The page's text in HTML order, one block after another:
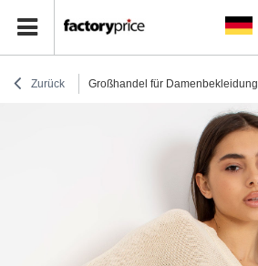
Zurück Großhandel für Damenbekleidung